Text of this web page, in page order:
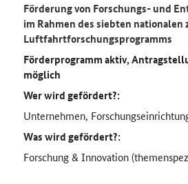
Förderung von Forschungs- und
im Rahmen des siebten nationalen
Luftfahrtforschungsprogramms
Förderprogramm aktiv,
möglich
Wer wird gefördert?:
Unternehmen,
Was wird gefördert?:
Forschung & Innovation